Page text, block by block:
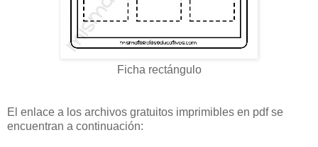
Ficha rectángulo
El enlace a los archivos gratuitos imprimibles en pdf se
encuentran a continuación: